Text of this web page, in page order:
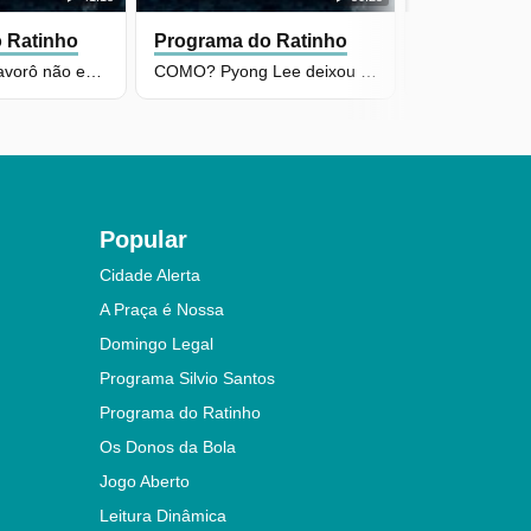
Ratinho Programa do Ratinho
Popular
Cidade Alerta
A Praça é Nossa
Domingo Legal
Programa Silvio Santos
Programa do Ratinho
Os Donos da Bola
Jogo Aberto
Leitura Dinâmica